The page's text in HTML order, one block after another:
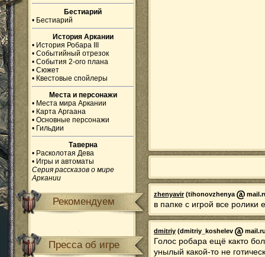
Бестиарий
• Бестиарий
История Аркании
• История Робара III
• Событийный отрезок
• События 2-ого плана
• Сюжет
• Квестовые спойлеры
Места и персонажи
• Места мира Аркании
• Карта Аргаана
• Основные персонажи
• Гильдии
Таверна
• Расколотая Дева
• Игры и автоматы
Серия рассказов о мире
Аркании
Рекомендуем
Пресса об игре
zhenyavir(tihonovzhenya
в папке с игрой все ролики
dmitriy (dmitriy_koshelev
Голос робара ещё както
унылый какой-то не